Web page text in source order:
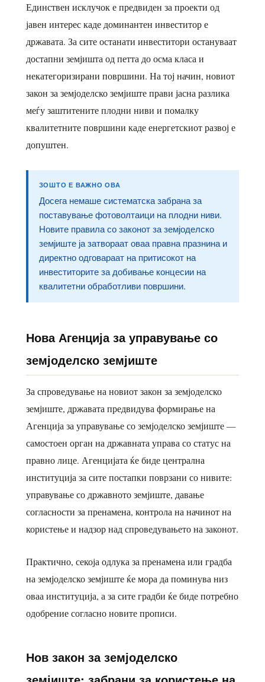
Единствен исклучок е предвиден за проекти од
јавен интерес каде доминантен инвеститор е
државата. За сите останати инвеститори остануваат
достапни земјишта од петта до осма класа и
некатегоризирани површини. На тој начин, новиот
закон за земјоделско земјиште прави јасна разлика
меѓу заштитените плодни ниви и помалку
квалитетните површини каде енергетскиот развој е
допуштен.
ЗОШТО Е ВАЖНО ОВА
Досега немаше систематска забрана за
поставување фотоволтаици на плодни ниви.
Новите правила со законот за земјоделско
земјиште ја затвораат оваа правна празнина и
директно одговараат на притисокот на
инвеститорите за добивање концесии на
квалитетни обработливи површини.
Нова Агенција за управување со
земјоделско земјиште
За спроведување на новиот закон за земјоделско
земјиште, државата предвидува формирање на
Агенција за управување со земјоделско земјиште —
самостоен орган на државната управа со статус на
правно лице. Агенцијата ќе биде централна
институција за сите постапки поврзани со нивите:
управување со државното земјиште, давање
согласности за пренамена, контрола на начинот на
користење и надзор над спроведувањето на законот.
Практично, секоја одлука за пренамена или градба
на земјоделско земјиште ќе мора да поминува низ
оваа институција, а за сите градби ќе биде потребно
одобрение согласно новите прописи.
Нов закон за земјоделско